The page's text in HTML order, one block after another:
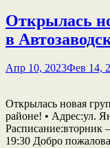
Открылась
в
Апр 10, 2023Фев 14,
Открылась новая
районе! • Адрес:ул.
Расписание:вторник
19:30 Добро